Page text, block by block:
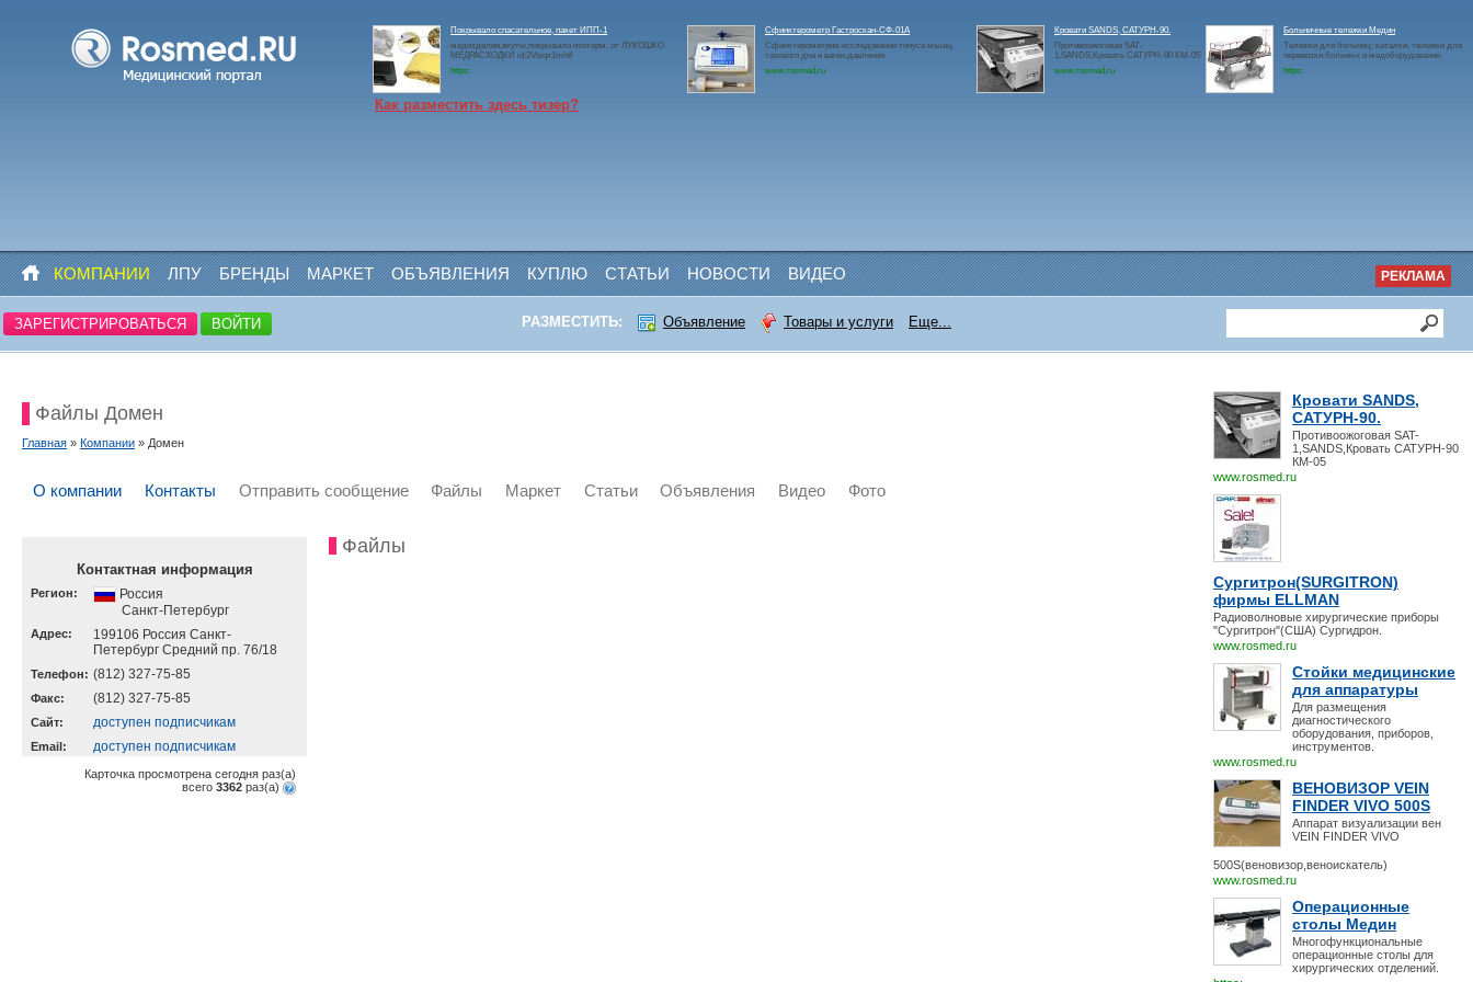
Покрывало спасательное, пакет ИПП-1
медизделия,жгуты,покрывало изотерм. от ЛУКОШКО
МЕДРАСХОДКИ id:2Vtzqx1mhtf
https:
Сфинктерометр Гастроскан-СФ-01А
Сфинктерометрия-исследования тонуса мышц
тазового дна и вагин.давления.
www.rosmed.ru
Кровати SANDS, САТУРН-90.
Противоожоговая SAT-
1,SANDS,Кровать САТУРН-90 КМ-05
www.rosmed.ru
Больничные тележки Медин
Тележки для больниц: каталки, тележки для
перевозки больных и медоборудования.
https:
Как разместить здесь тизер?
КОМПАНИИ ЛПУ БРЕНДЫ МАРКЕТ ОБЪЯВЛЕНИЯ КУПЛЮ СТАТЬИ НОВОСТИ ВИДЕО РЕКЛАМА
ЗАРЕГИСТРИРОВАТЬСЯ ВОЙТИ РАЗМЕСТИТЬ: Объявление Товары и услуги Еще...
Кровати SANDS,
САТУРН-90.
Противоожоговая SAT-
1,SANDS,Кровать САТУРН-90
КМ-05
www.rosmed.ru
Сургитрон(SURGITRON)
фирмы ELLMAN
Радиоволновые хирургические приборы
"Сургитрон"(США) Сургидрон.
www.rosmed.ru
Стойки медицинские
для аппаратуры
Для размещения
диагностического
оборудования, приборов,
инструментов.
www.rosmed.ru
ВЕНОВИЗОР VEIN
FINDER VIVO 500S
Аппарат визуализации вен
VEIN FINDER VIVO
500S(веновизор,веноискатель)
www.rosmed.ru
Операционные
столы Медин
Многофункциональные
операционные столы для
хирургических отделений.
Файлы Домен
Главная » Компании » Домен
О компании Контакты Отправить сообщение Файлы Маркет Статьи Объявления Видео Фото
Контактная информация
Регион:
Россия
Санкт-Петербург
Адрес:
199106 Россия Санкт-
Петербург Средний пр. 76/18
Телефон: (812) 327-75-85
Факс: (812) 327-75-85
Cайт: доступен подписчикам
Email: доступен подписчикам
Карточка просмотрена сегодня раз(a)
всего 3362 раз(a)
Файлы